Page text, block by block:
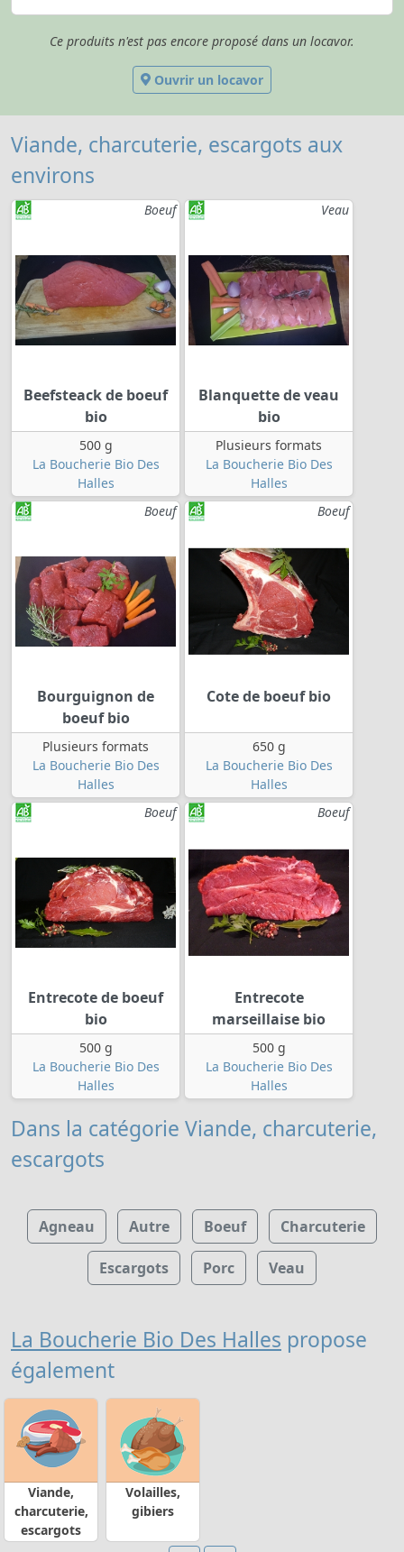
Ce produits n'est pas encore proposé dans un locavor.
Ouvrir un locavor
Viande, charcuterie, escargots aux
environs
Boeuf
Beefsteack de boeuf
bio
500 g
La Boucherie Bio Des
Halles
Veau
Blanquette de veau
bio
Plusieurs formats
La Boucherie Bio Des
Halles
Boeuf
Bourguignon de
boeuf bio
Plusieurs formats
La Boucherie Bio Des
Halles
Boeuf
Cote de boeuf bio
650 g
La Boucherie Bio Des
Halles
Boeuf
Entrecote de boeuf
bio
500 g
La Boucherie Bio Des
Halles
Boeuf
Entrecote
marseillaise bio
500 g
La Boucherie Bio Des
Halles
Dans la catégorie Viande, charcuterie,
escargots
Agneau Autre Boeuf Charcuterie
Escargots Porc Veau
La Boucherie Bio Des Halles propose
également
Viande,
charcuterie,
escargots
Volailles,
gibiers